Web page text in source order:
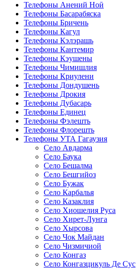
Телефоны Анений Ноӣ
Телефоны Басарабяска
Телефоны Бричень
Телефоны Кагул
Телефоны Кэлэрашь
Телефоны Кантемир
Телефоны Кэушены
Телефоны Чимишлия
Телефоны Криулени
Телефоны Дондушень
Телефоны Дрокия
Телефоны Дубасарь
Телефоны Единец
Телефоны Фэлешть
Телефоны Флорешть
Телефоны УТА Гагаузия
Село Авдарма
Село Баука
Село Бешалма
Село Бешгийоз
Село Бужак
Село Карбалья
Село Казаклия
Село Хиошелия Руса
Село Хирет-Лунга
Село Хырсова
Село Чок Майдан
Село Чизмичиой
Село Конгаз
Село Конгазцикуль Де Сус